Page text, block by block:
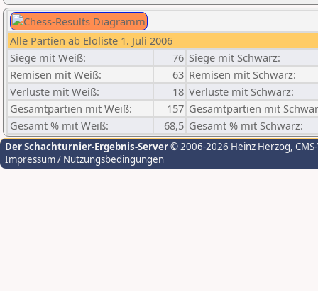
Alle Partien ab Eloliste 1. Juli 2006
Siege mit Weiß:
76 Siege mit Schwarz:
Remisen mit Weiß:
63 Remisen mit Schwarz:
Verluste mit Weiß:
18 Verluste mit Schwarz:
Gesamtpartien mit Weiß:
157 Gesamtpartien mit
Gesamt % mit Weiß:
68,5 Gesamt % mit Schwarz:
Der Schachturnier-Ergebnis-Server© 2006-2026 Heinz Herzog,
Impressum / Nutzungsbedingungen